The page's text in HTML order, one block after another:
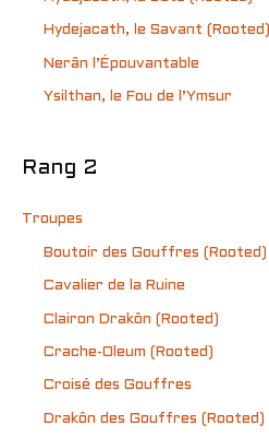
Hydejacath, le Savant (Rooted)
Nerân l’Épouvantable
Ysilthan, le Fou de l’Ymsur
Rang 2
Troupes
Boutoir des Gouffres (Rooted)
Cavalier de la Ruine
Clairon Drakôn (Rooted)
Crache-Oleum (Rooted)
Croisé des Gouffres
Drakôn des Gouffres (Rooted)